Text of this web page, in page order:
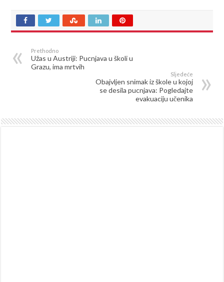
Prethodno
Užas u Austriji: Pucnjava u školi u
Grazu, ima mrtvih
Sljedeće
Obajvljen snimak iz škole u kojoj
se desila pucnjava: Pogledajte
evakuaciju učenika